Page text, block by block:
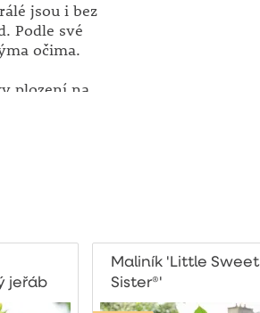
jsou i bez
Podle své
očima.
plození na
tzv.
3 roky!
jeřáb
Maliník 'Little Sweet
Sister®'